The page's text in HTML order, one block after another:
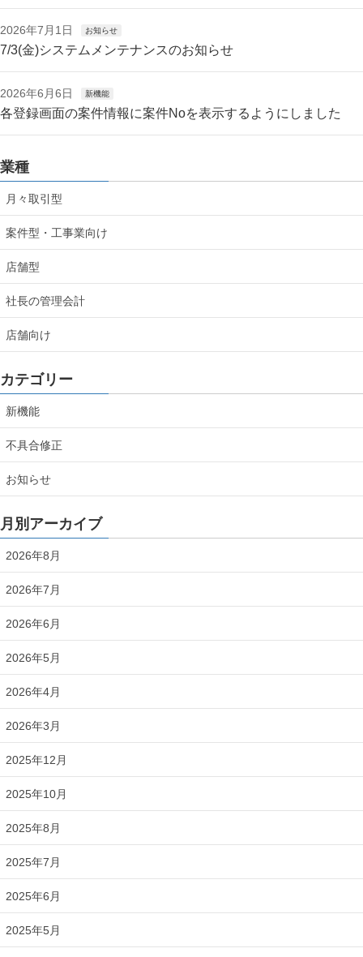
2026年7月1日 お知らせ
7/3(金)システムメンテナンスのお知らせ
2026年6月6日 新機能
各登録画面の案件情報に案件Noを表示するようにしました
業種
月々取引型
案件型・工事業向け
店舗型
社長の管理会計
店舗向け
カテゴリー
新機能
不具合修正
お知らせ
月別アーカイブ
2026年8月
2026年7月
2026年6月
2026年5月
2026年4月
2026年3月
2025年12月
2025年10月
2025年8月
2025年7月
2025年6月
2025年5月